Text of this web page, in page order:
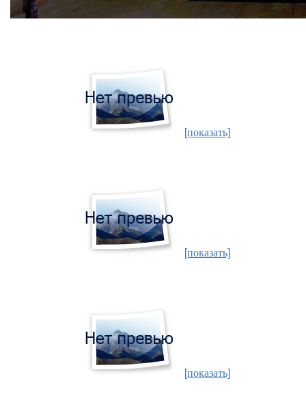
[показать]
[показать]
[показать]